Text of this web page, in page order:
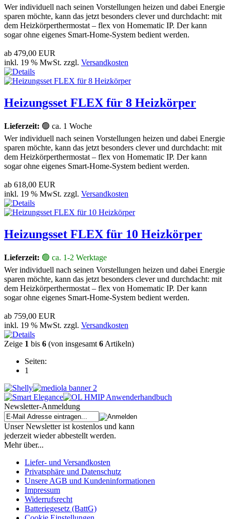
Wer individuell nach seinen Vorstellungen heizen und dabei Energie
sparen möchte, kann das jetzt besonders clever und durchdacht: mit
dem Heizkörperthermostat – flex von Homematic IP. Der kann
sogar ohne eigenes Smart-Home-System bedient werden.
ab 479,00 EUR
inkl. 19 % MwSt. zzgl. Versandkosten
Heizungsset FLEX für 8 Heizkörper
Lieferzeit: 🟢 ca. 1 Woche
Wer individuell nach seinen Vorstellungen heizen und dabei Energie
sparen möchte, kann das jetzt besonders clever und durchdacht: mit
dem Heizkörperthermostat – flex von Homematic IP. Der kann
sogar ohne eigenes Smart-Home-System bedient werden.
ab 618,00 EUR
inkl. 19 % MwSt. zzgl. Versandkosten
Heizungsset FLEX für 10 Heizkörper
Lieferzeit: 🟢 ca. 1-2 Werktage
Wer individuell nach seinen Vorstellungen heizen und dabei Energie
sparen möchte, kann das jetzt besonders clever und durchdacht: mit
dem Heizkörperthermostat – flex von Homematic IP. Der kann
sogar ohne eigenes Smart-Home-System bedient werden.
ab 759,00 EUR
inkl. 19 % MwSt. zzgl. Versandkosten
Zeige 1 bis 6 (von insgesamt 6 Artikeln)
Seiten:
1
Newsletter-Anmeldung
Unser Newsletter ist kostenlos und kann
jederzeit wieder abbestellt werden.
Mehr über...
Liefer- und Versandkosten
Privatsphäre und Datenschutz
Unsere AGB und Kundeninformationen
Impressum
Widerrufsrecht
Batteriegesetz (BattG)